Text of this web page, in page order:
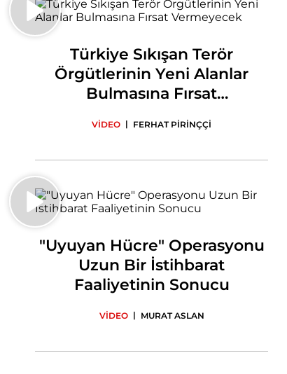
Türkiye Sıkışan Terör
Örgütlerinin Yeni Alanlar
Bulmasına Fırsat
VİDEO | FERHAT PİRİNÇÇİ
"Uyuyan Hücre" Operasyonu
Uzun Bir İstihbarat
Faaliyetinin Sonucu
VİDEO | MURAT ASLAN